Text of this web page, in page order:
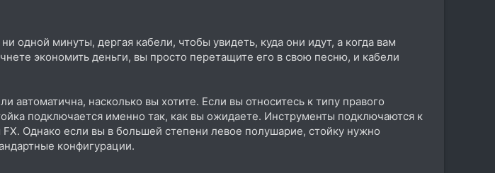
одной минуты, дергая кабели, чтобы увидеть, куда они идут, а когда вам
экономить деньги, вы просто перетащите его в свою песню, и кабели
автоматична, насколько вы хотите. Если вы относитесь к типу правого
подключается именно так, как вы ожидаете. Инструменты подключаются к
Однако если вы в большей степени левое полушарие, стойку нужно
конфигурации.